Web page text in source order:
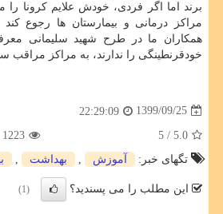
برند اما اگر فردی، خودش علایم کرونا را
مراکز درمانی و بیمارستان ها رجوع کند
همکاران ما در طرح شهید سلیمانی
خودقرنطینگی را ندارند، به مراکز
1399/09/25
22:29:09
5.0
/ 5
1223
تگهای خبر:
آموزش بهداشت
این مطلب را می پسندید؟ (1)